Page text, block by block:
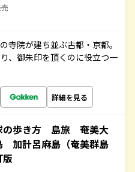
寺院が建ち並ぶ古都・京都。
、御朱印を頂くのに役立つ一
詳細を見る
の歩き方 島旅 奄美大
加計呂麻島（奄美群島